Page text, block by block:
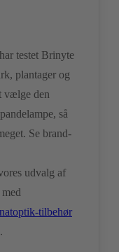
testet Brinyte
plantager og
vælge den
så
Se brand-
udvalg af
natoptik-tilbehør